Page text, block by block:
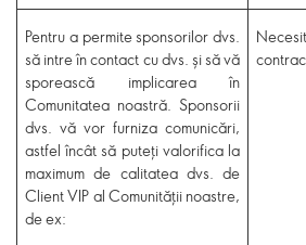
Pentru a permite sponsorilor dvs.
să intre în contact cu dvs. și să vă
sporească implicarea în
Comunitatea noastră. Sponsorii
dvs. vă vor furniza comunicări,
astfel încât să puteți valorifica la
maximum de calitatea dvs. de
Client VIP al Comunității noastre,
de ex: